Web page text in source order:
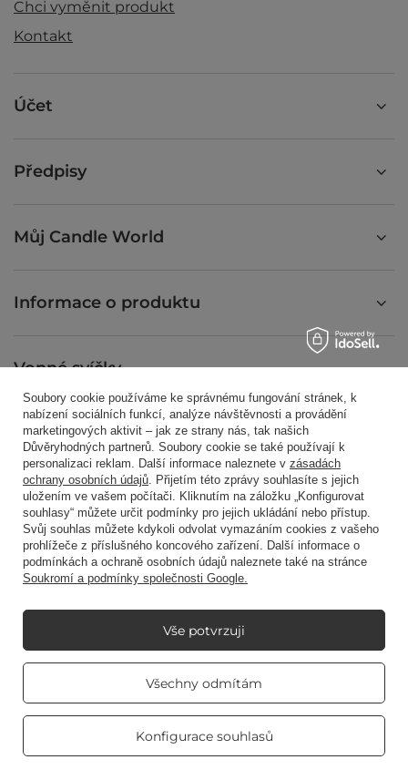
Chci vyměnit produkt
Kontakt
Účet
Předpisy
Můj Candle World
Informace o produktu
Vonné svíčky
Zkratkou
Blog
Tarnowska 23/2 , 61-323
V obchodě uvádíme netto ceny (bez DPH).
Soubory cookie používáme ke správnému fungování stránek, k
nabízení sociálních funkcí, analýze návštěvnosti a provádění
marketingových aktivit – jak ze strany nás, tak našich
Důvěryhodných partnerů. Soubory cookie se také používají k
personalizaci reklam. Další informace naleznete v zásadách
ochrany osobních údajů. Přijetím této zprávy souhlasíte s jejich
uložením ve vašem počítači. Kliknutím na záložku „Konfigurovat
souhlasy“ můžete určit podmínky pro jejich ukládání nebo přístup.
Svůj souhlas můžete kdykoli odvolat vymazáním cookies z vašeho
prohlížeče z příslušného koncového zařízení. Další informace o
podmínkách a ochraně osobních údajů naleznete také na stránce
Soukromí a podmínky společnosti Google.
Všechny odmítám
Konfigurace souhlasů
Vše potvrzuji